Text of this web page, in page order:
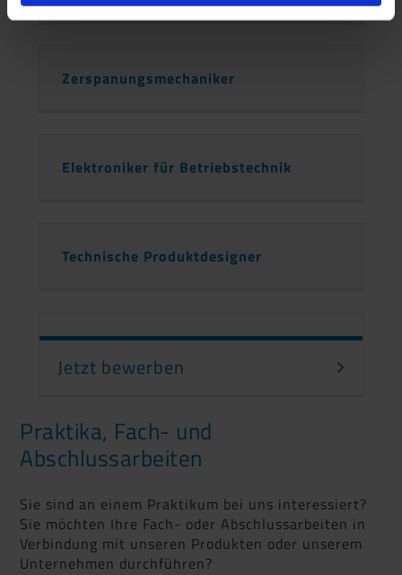
Zerspanungsmechaniker
Elektroniker für Betriebstechnik
Technische Produktdesigner
Jetzt bewerben
Praktika, Fach- und
Abschlussarbeiten
Sie sind an einem Praktikum bei uns interessiert?
Sie möchten Ihre Fach- oder Abschlussarbeiten in
Verbindung mit unseren Produkten oder unserem
Unternehmen durchführen?